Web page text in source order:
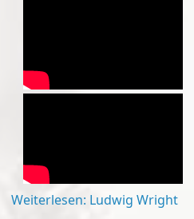
Weiterlesen: Ludwig Wright